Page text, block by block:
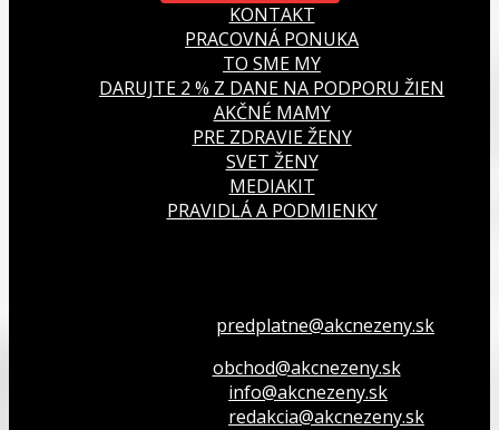
KONTAKT
PRACOVNÁ PONUKA
TO SME MY
DARUJTE 2 % Z DANE NA PODPORU ŽIEN
AKČNÉ MAMY
PRE ZDRAVIE ŽENY
SVET ŽENY
MEDIAKIT
PRAVIDLÁ A PODMIENKY
predplatne@akcnezeny.sk
obchod@akcnezeny.sk
info@akcnezeny.sk
redakcia@akcnezeny.sk